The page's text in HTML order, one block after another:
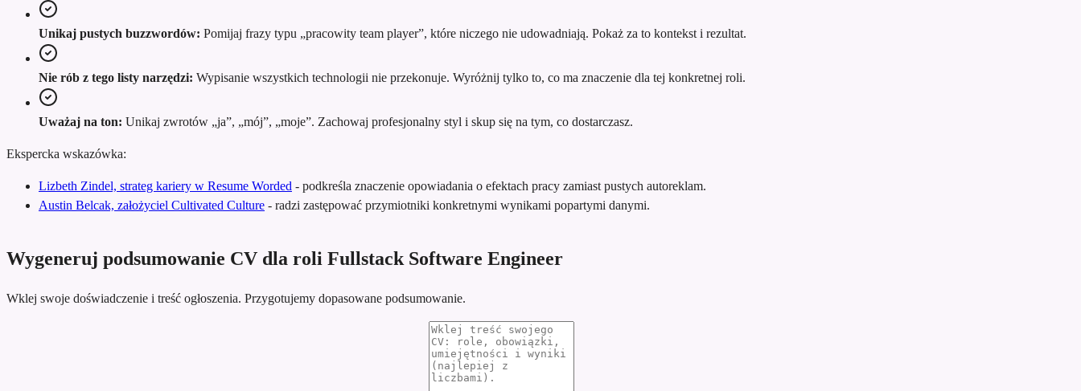
Unikaj pustych buzzwordów: Pomijaj frazy typu „pracowity team player”, które niczego nie udowadniają. Pokaż za to kontekst i rezultat.
Nie rób z tego listy narzędzi: Wypisanie wszystkich technologii nie przekonuje. Wyróżnij tylko to, co ma znaczenie dla tej konkretnej roli.
Uważaj na ton: Unikaj zwrotów „ja”, „mój”, „moje”. Zachowaj profesjonalny styl i skup się na tym, co dostarczasz.
Ekspercka wskazówka:
Lizbeth Zindel, strateg kariery w Resume Worded - podkreśla znaczenie opowiadania o efektach pracy zamiast pustych autoreklam.
Austin Belcak, założyciel Cultivated Culture - radzi zastępować przymiotniki konkretnymi wynikami popartymi danymi.
Wygeneruj podsumowanie CV dla roli Fullstack Software Engineer
Wklej swoje doświadczenie i treść ogłoszenia. Przygotujemy dopasowane podsumowanie.